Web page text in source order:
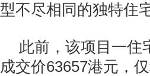
型不尽相同的独特住宅
此前，该项目一住
成交价63657港元，